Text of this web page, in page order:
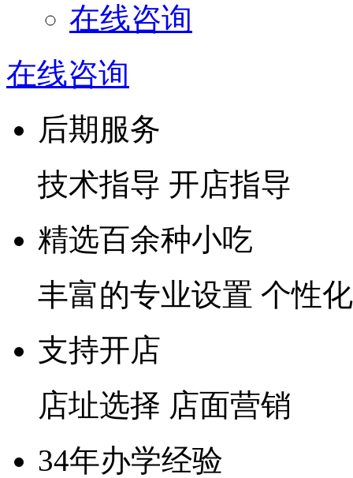
在线咨询
在线咨询
后期服务
技术指导 开店指导
精选百余种小吃
丰富的专业设置 个性
支持开店
店址选择 店面营销
34年办学经验